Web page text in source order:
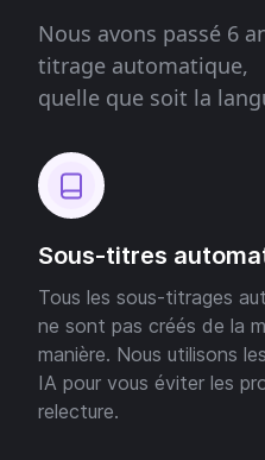
Nous avons passé 6
titrage automatique,
quelle que soit la
Sous-titres
Tous les sous-titrages
ne sont pas créés de la
manière. Nous utilisons
IA pour vous éviter les
relecture.